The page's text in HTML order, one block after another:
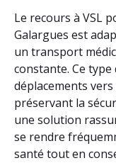
Le recours à VSL
Galargues est
un transport
constante. Ce
déplacements
préservant la
une solution
se rendre
santé tout en